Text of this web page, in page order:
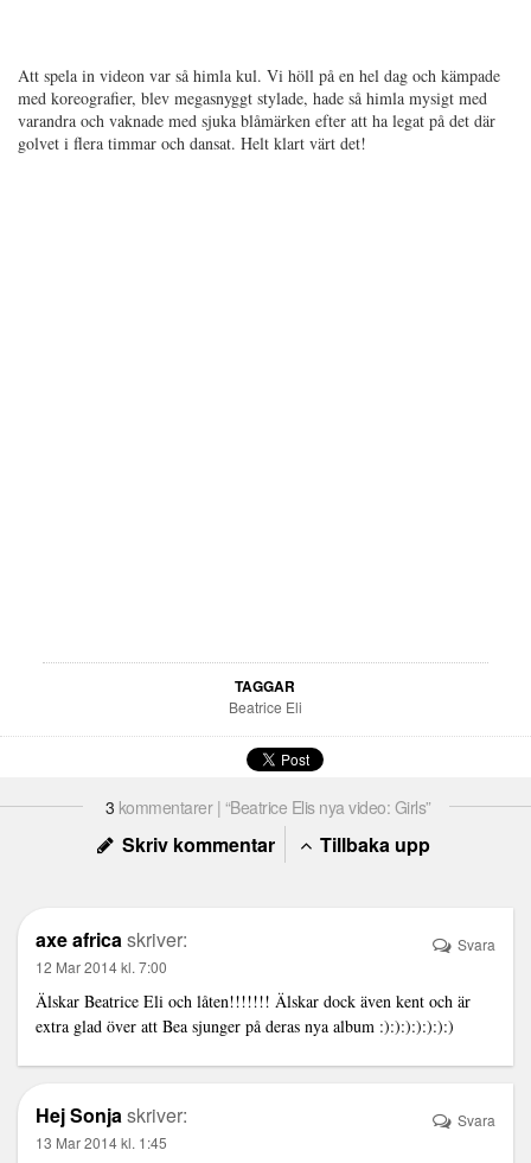
Att spela in videon var så himla kul. Vi höll på en hel dag och kämpade
med koreografier, blev megasnyggt stylade, hade så himla mysigt med
varandra och vaknade med sjuka blåmärken efter att ha legat på det där
golvet i flera timmar och dansat. Helt klart värt det!
TAGGAR
Beatrice Eli
3 kommentarer | “Beatrice Elis nya video: Girls”
Skriv kommentar Tillbaka upp
axe africaskriver:
12 Mar 2014 kl. 7:00
Älskar Beatrice Eli och låten!!!!!!! Älskar dock även kent och är
extra glad över att Bea sjunger på deras nya album :):):):):):):)
Svara
Hej Sonjaskriver:
13 Mar 2014 kl. 1:45
Svara